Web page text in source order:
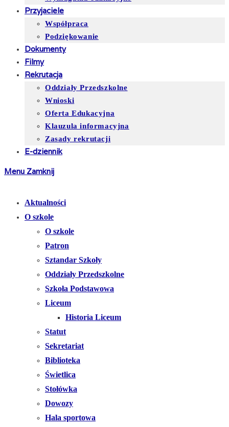
Przyjaciele
Współpraca
Podziękowanie
Dokumenty
Filmy
Rekrutacja
Oddziały Przedszkolne
Wnioski
Oferta Edukacyjna
Klauzula informacyjna
Zasady rekrutacji
E-dziennik
Menu Zamknij
Aktualności
O szkole
O szkole
Patron
Sztandar Szkoły
Oddziały Przedszkolne
Szkoła Podstawowa
Liceum
Historia Liceum
Statut
Sekretariat
Biblioteka
Świetlica
Stołówka
Dowozy
Hala sportowa